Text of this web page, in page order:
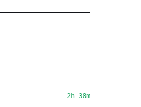
2h 38m